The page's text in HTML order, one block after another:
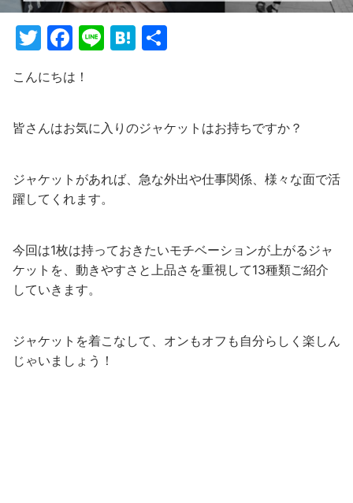
T
itt
F
c
b
o
k
Li H
a
こんにちは！
皆さんはお気に入りのジャケットはお持ちですか？
ジャケットがあれば、急な外出や仕事関係、様々な面で活
躍してくれます。
今回は1枚は持っておきたいモチベーションが上がるジャ
ケットを、動きやすさと上品さを重視して13種類ご紹介
していきます。
ジャケットを着こなして、オンもオフも自分らしく楽しん
じゃいましょう！